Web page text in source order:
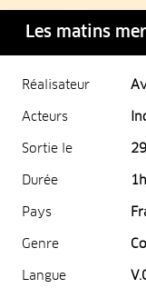
Les matins
Réalisateur
Acteurs
Sortie le
Durée
Pays
Genre
Langue